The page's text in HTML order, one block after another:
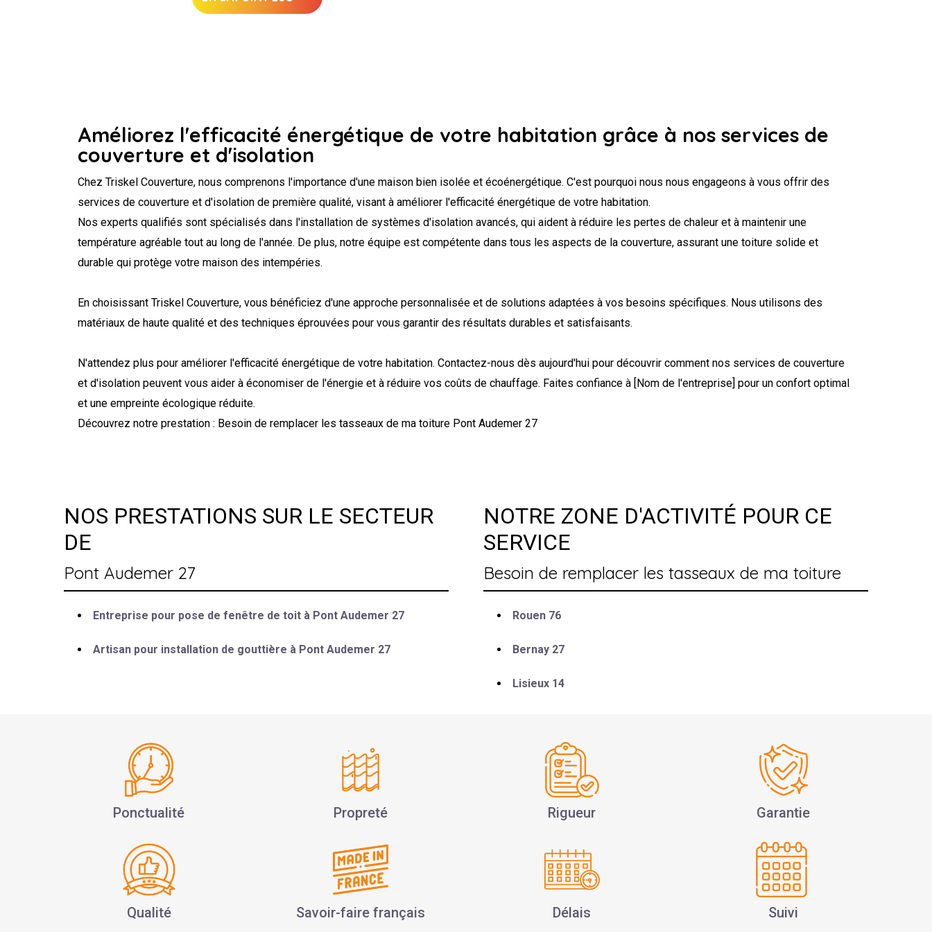
Améliorez l'efficacité énergétique de votre habitation grâce à nos services de
couverture et d'isolation
Chez Triskel Couverture, nous comprenons l'importance d'une maison bien isolée et écoénergétique. C'est pourquoi nous nous engageons à vous offrir des
services de couverture et d'isolation de première qualité, visant à améliorer l'efficacité énergétique de votre habitation.
Nos experts qualifiés sont spécialisés dans l'installation de systèmes d'isolation avancés, qui aident à réduire les pertes de chaleur et à maintenir une
température agréable tout au long de l'année. De plus, notre équipe est compétente dans tous les aspects de la couverture, assurant une toiture solide et
durable qui protège votre maison des intempéries.
En choisissant Triskel Couverture, vous bénéficiez d'une approche personnalisée et de solutions adaptées à vos besoins spécifiques. Nous utilisons des
matériaux de haute qualité et des techniques éprouvées pour vous garantir des résultats durables et satisfaisants.
N'attendez plus pour améliorer l'efficacité énergétique de votre habitation. Contactez-nous dès aujourd'hui pour découvrir comment nos services de couverture
et d'isolation peuvent vous aider à économiser de l'énergie et à réduire vos coûts de chauffage. Faites confiance à [Nom de l'entreprise] pour un confort optimal
et une empreinte écologique réduite.
Découvrez notre prestation : Besoin de remplacer les tasseaux de ma toiture Pont Audemer 27
NOS PRESTATIONS SUR LE SECTEUR
DE
Pont Audemer 27
Entreprise pour pose de fenêtre de toit à Pont Audemer 27
Artisan pour installation de gouttière à Pont Audemer 27
NOTRE ZONE D'ACTIVITÉ POUR CE
SERVICE
Besoin de remplacer les tasseaux de ma toiture
Rouen 76
Bernay 27
Lisieux 14
Ponctualité Propreté Rigueur Garantie
Qualité Savoir-faire français Délais Suivi